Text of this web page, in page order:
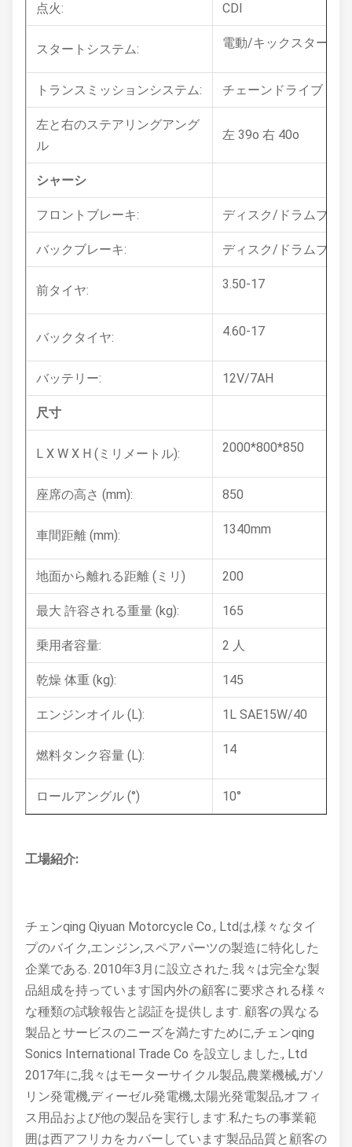
点火: CDI
スタートシステム: 電動/キックスタート
トランスミッションシステム: チェーンドライブ
左と右のステアリングアング
ル
左 39o 右 40o
シャーシ
フロントブレーキ: ディスク/ドラムブレ
バックブレーキ: ディスク/ドラムブレ
前タイヤ: 3.50-17
バックタイヤ: 4.60-17
バッテリー: 12V/7AH
尺寸
L X W X H (ミリメートル): 2000*800*850
座席の高さ (mm): 850
車間距離 (mm): 1340mm
地面から離れる距離 (ミリ) 200
最大 許容される重量 (kg): 165
乗用者容量: 2 人
乾燥 体重 (kg): 145
エンジンオイル (L): 1L SAE15W/40
燃料タンク容量 (L): 14
ロールアングル (°) 10°
工場紹介:
チェンqing Qiyuan Motorcycle Co., Ltdは,様々なタイ
プのバイク,エンジン,スペアパーツの製造に特化した
企業である. 2010年3月に設立された.我々は完全な製
品組成を持っています国内外の顧客に要求される様々
な種類の試験報告と認証を提供します. 顧客の異なる
製品とサービスのニーズを満たすために,チェンqing
Sonics International Trade Co を設立しました., Ltd
2017年に,我々はモーターサイクル製品,農業機械,ガソ
リン発電機,ディーゼル発電機,太陽光発電製品,オフィ
ス用品および他の製品を実行します.私たちの事業範
囲は西アフリカをカバーしています製品品質と顧客の